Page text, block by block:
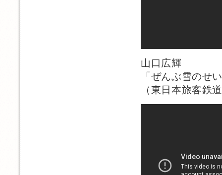
山口広輝
「ぜんぶ雪のせ
（東日本旅客鉄